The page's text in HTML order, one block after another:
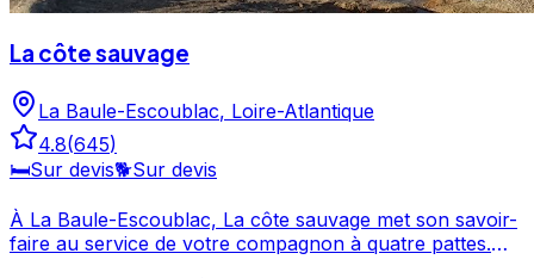
La côte sauvage
La Baule-Escoublac, Loire-Atlantique
4.8(645)
🛏️Sur devis🐕Sur devis
À La Baule-Escoublac, La côte sauvage met son savoir-
faire au service de votre compagnon à quatre pattes.